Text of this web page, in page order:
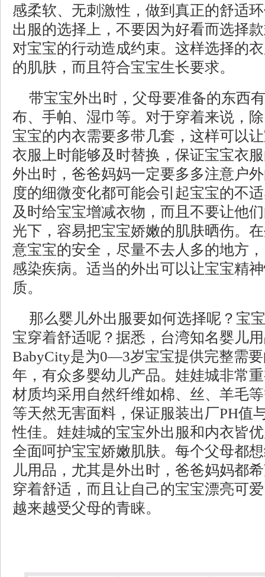
感柔软、无刺激性，做到真正的舒适
出服的选择上，不要因为好看而选择
对宝宝的行动造成约束。这样选择的
的肌肤，而且符合宝宝生长要求。
带宝宝外出时，父母要准备的东西
布、手帕、湿巾等。对于穿着来说，
宝宝的内衣需要多带几套，这样可以
衣服上时能够及时替换，保证宝宝衣
外出时，爸爸妈妈一定要多多注意户
度的细微变化都可能会引起宝宝的不
及时给宝宝增减衣物，而且不要让他
光下，容易把宝宝娇嫩的肌肤晒伤。
意宝宝的安全，尽量不去人多的地方
感染疾病。适当的外出可以让宝宝精
质。
那么婴儿外出服要如何选择呢？宝
宝穿着舒适呢？据悉，台湾知名婴儿
BabyCity是为0—3岁宝宝提供完整需
年，有众多婴幼儿产品。娃娃城非常
材质均采用自然纤维如棉、丝、羊毛
等天然无害面料，保证服装出厂PH值
性佳。娃娃城的宝宝外出服和内衣皆
全面呵护宝宝娇嫩肌肤。每个父母都
儿用品，尤其是外出时，爸爸妈妈都
穿着舒适，而且让自己的宝宝漂亮可
越来越受父母的青睐。